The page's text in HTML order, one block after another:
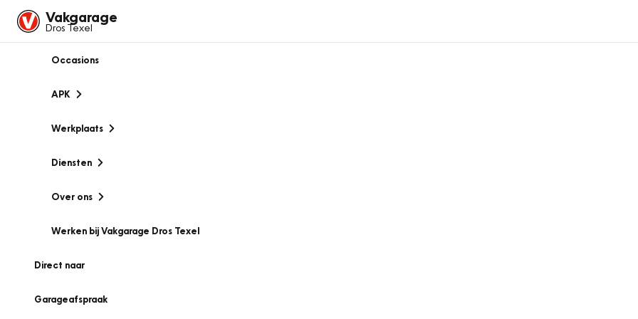
Vakgarage
Dros Texel
Occasions
APK
Werkplaats
Diensten
Over ons
Werken bij Vakgarage Dros Texel
Direct naar
Garageafspraak